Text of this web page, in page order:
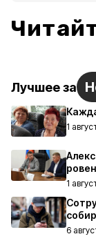
Лучшее за
1
1
6